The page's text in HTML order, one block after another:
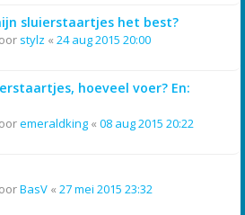
sluierstaartjes het best?
stylz « 24 aug 2015 20:00
hoeveel voer? En:
emeraldking « 08 aug 2015 20:22
BasV « 27 mei 2015 23:32